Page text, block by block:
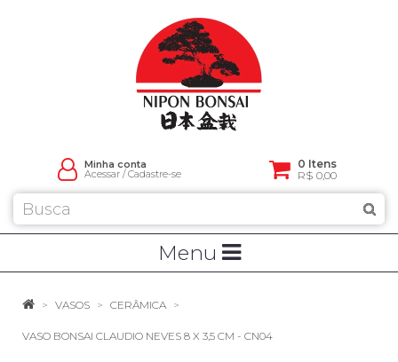
Minha conta
Acessar/Cadastre-se
0 Itens
R$ 0,00
Menu
VASOS CERÂMICA
VASO BONSAI CLAUDIO NEVES 8 X 3,5 CM - CN04